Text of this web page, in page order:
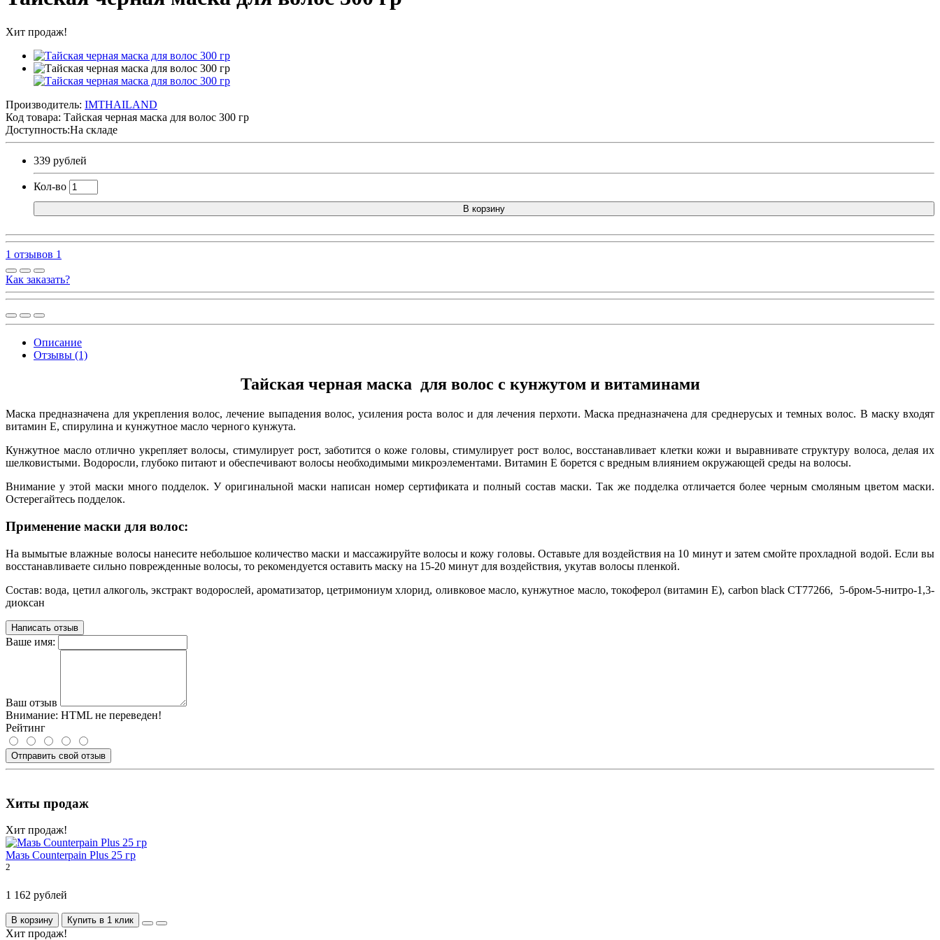
Хит продаж!
Производитель: IMTHAILAND
Код товара: Тайская черная маска для волос 300 гр
Доступность:На складе
339 рублей
Кол-во
В корзину
1 отзывов 1
Как заказать?
Описание
Отзывы (1)
Тайская черная маска для волос с кунжутом и витаминами
Маска предназначена для укрепления волос, лечение выпадения волос, усиления роста волос и для лечения перхоти. Маска предназначена для среднерусых и темных волос. В маску входят
витамин Е, спирулина и кунжутное масло черного кунжута.
Кунжутное масло отлично укрепляет волосы, стимулирует рост, заботится о коже головы, стимулирует рост волос, восстанавливает клетки кожи и выравнивате структуру волоса, делая их
шелковистыми. Водоросли, глубоко питают и обеспечивают волосы необходимыми микроэлементами. Витамин Е борется с вредным влиянием окружающей среды на волосы.
Внимание у этой маски много подделок. У оригинальной маски написан номер сертификата и полный состав маски. Так же подделка отличается более черным смоляным цветом маски.
Остерегайтесь подделок.
Применение маски для волос:
На вымытые влажные волосы нанесите небольшое количество маски и массажируйте волосы и кожу головы. Оставьте для воздействия на 10 минут и затем смойте прохладной водой. Если вы
восстанавливаете сильно поврежденные волосы, то рекомендуется оставить маску на 15-20 минут для воздействия, укутав волосы пленкой.
Состав: вода, цетил алкоголь, экстракт водорослей, ароматизатор, цетримониум хлорид, оливковое масло, кунжутное масло, токоферол (витамин Е), carbon black CT77266, 5-бром-5-нитро-1,3-
диоксан
Написать отзыв
Ваше имя:
Ваш отзыв
Внимание: HTML не переведен!
Рейтинг
Отправить свой отзыв
Хиты продаж
Хит продаж!
Мазь Counterpain Plus 25 гр
2
1 162 рублей
В корзину Купить в 1 клик
Хит продаж!